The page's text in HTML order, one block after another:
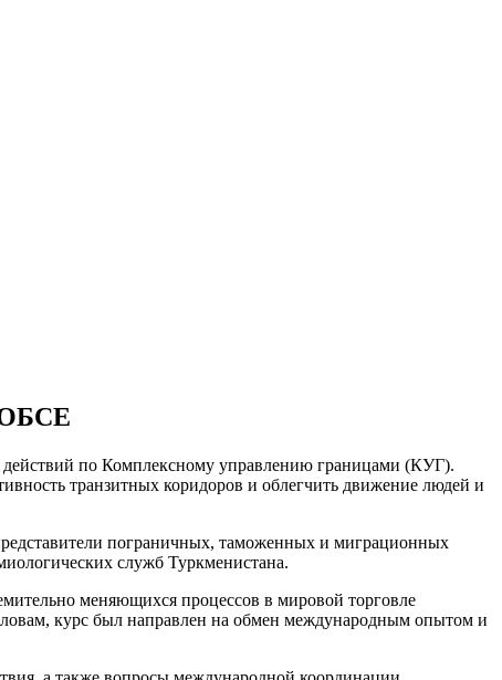
ОБСЕ
по Комплексному управлению границами (КУГ).
транзитных коридоров и облегчить движение людей и
пограничных, таможенных и миграционных
служб Туркменистана.
меняющихся процессов в мировой торговле
курс был направлен на обмен международным опытом и